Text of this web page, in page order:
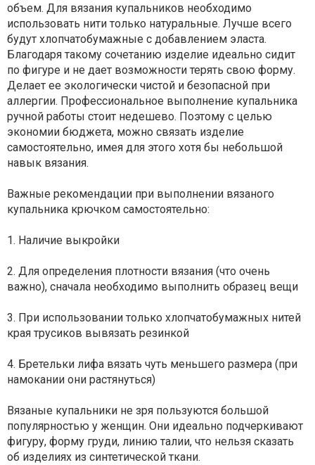
объем. Для вязания купальников необходимо
использовать нити только натуральные. Лучше всего
будут хлопчатобумажные с добавлением эласта.
Благодаря такому сочетанию изделие идеально сидит
по фигуре и не дает возможности терять свою форму.
Делает ее экологически чистой и безопасной при
аллергии. Профессиональное выполнение купальника
ручной работы стоит недешево. Поэтому с целью
экономии бюджета, можно связать изделие
самостоятельно, имея для этого хотя бы небольшой
навык вязания.
Важные рекомендации при выполнении вязаного
купальника крючком самостоятельно:
1. Наличие выкройки
2. Для определения плотности вязания (что очень
важно), сначала необходимо выполнить образец вещи
3. При использовании только хлопчатобумажных нитей
края трусиков вывязать резинкой
4. Бретельки лифа вязать чуть меньшего размера (при
намокании они растянуться)
Вязаные купальники не зря пользуются большой
популярностью у женщин. Они идеально подчеркивают
фигуру, форму груди, линию талии, что нельзя сказать
об изделиях из синтетической ткани.